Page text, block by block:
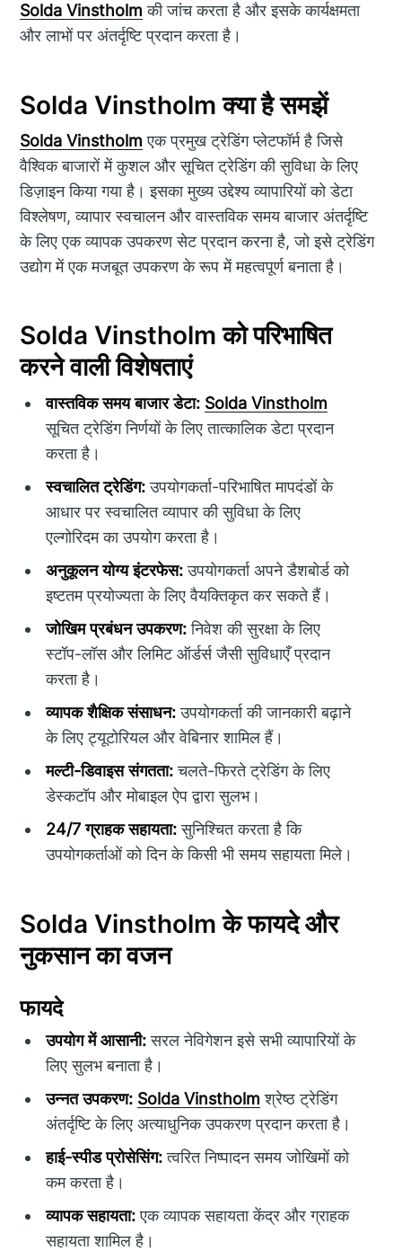
Solda Vinstholm की जांच करता है और इसके कार्यक्षमता
और लाभों पर अंतर्दृष्टि प्रदान करता है।
Solda Vinstholm क्या है समझें
Solda Vinstholm एक प्रमुख ट्रेडिंग प्लेटफॉर्म है जिसे
वैश्विक बाजारों में कुशल और सूचित ट्रेडिंग की सुविधा के लिए
डिज़ाइन किया गया है। इसका मुख्य उद्देश्य व्यापारियों को डेटा
विश्लेषण, व्यापार स्वचालन और वास्तविक समय बाजार अंतर्दृष्टि
के लिए एक व्यापक उपकरण सेट प्रदान करना है, जो इसे ट्रेडिंग
उद्योग में एक मजबूत उपकरण के रूप में महत्वपूर्ण बनाता है।
Solda Vinstholm को परिभाषित
करने वाली विशेषताएं
वास्तविक समय बाजार डेटा: Solda Vinstholm
सूचित ट्रेडिंग निर्णयों के लिए तात्कालिक डेटा प्रदान
करता है।
स्वचालित ट्रेडिंग:उपयोगकर्ता-परिभाषित मापदंडों के
आधार पर स्वचालित व्यापार की सुविधा के लिए
एल्गोरिदम का उपयोग करता है।
अनुकूलन योग्य इंटरफेस:उपयोगकर्ता अपने डैशबोर्ड को
इष्टतम प्रयोज्यता के लिए वैयक्तिकृत कर सकते हैं।
जोखिम प्रबंधन उपकरण:निवेश की सुरक्षा के लिए
स्टॉप-लॉस और लिमिट ऑर्डर्स जैसी सुविधाएँ प्रदान
करता है।
व्यापक शैक्षिक संसाधन:उपयोगकर्ता की जानकारी बढ़ाने
के लिए ट्यूटोरियल और वेबिनार शामिल हैं।
मल्टी-डिवाइस संगतता:चलते-फिरते ट्रेडिंग के लिए
डेस्कटॉप और मोबाइल ऐप द्वारा सुलभ।
24/7 ग्राहक सहायता:सुनिश्चित करता है कि
उपयोगकर्ताओं को दिन के किसी भी समय सहायता मिले।
Solda Vinstholm के फायदे और
नुकसान का वजन
फायदे
उपयोग में आसानी:सरल नेविगेशन इसे सभी व्यापारियों के
लिए सुलभ बनाता है।
उन्नत उपकरण: Solda Vinstholm श्रेष्ठ ट्रेडिंग
अंतर्दृष्टि के लिए अत्याधुनिक उपकरण प्रदान करता है।
हाई-स्पीड प्रोसेसिंग:त्वरित निष्पादन समय जोखिमों को
कम करता है।
व्यापक सहायता:एक व्यापक सहायता केंद्र और ग्राहक
सहायता शामिल है।